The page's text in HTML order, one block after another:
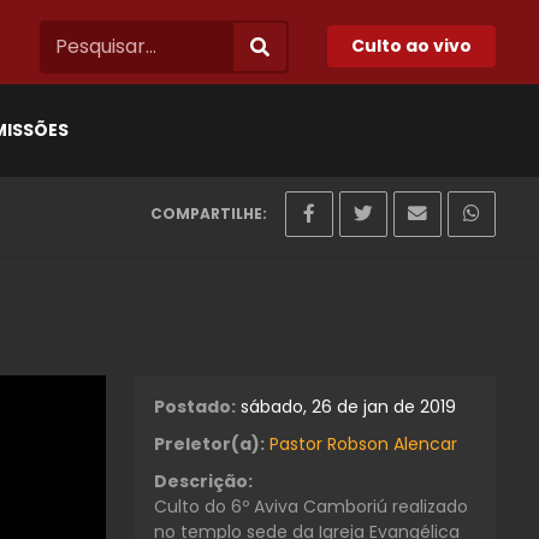
Culto ao vivo
COMPARTILHE:
Postado: sábado, 26 de jan de 2019
Preletor(a): Pastor Robson Alencar
Descrição:
Culto do 6º Aviva Camboriú realizado
no templo sede da Igreja Evangélica